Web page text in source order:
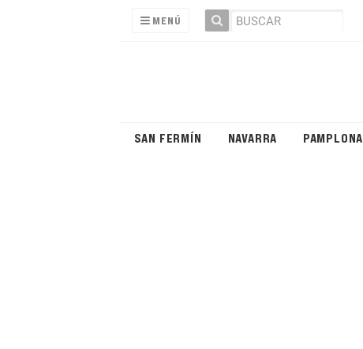
MENÚ
SAN FERMÍN NAVARRA PAMPLONA